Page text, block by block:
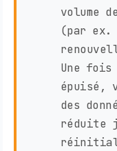
volume
(par ex.
Une
épuisé,
des
réduite